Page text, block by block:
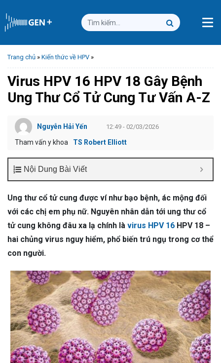
Trang chủ » Kiến thức về HPV »
Virus HPV 16 HPV 18 Gây Bệnh
Ung Thư Cổ Tử Cung Tư Vấn A-Z
Nguyễn Hải Yến 12:49 - 02/03/2026
Tham vấn y khoa TS Robert Elliott
Nội Dung Bài Viết
Ung thư cổ tử cung được ví như bạo bệnh, ác mộng đối
với các chị em phụ nữ. Nguyên nhân dẫn tới ung thư cổ
tử cung không đâu xa lạ chính là virus HPV 16 HPV 18 –
hai chủng virus nguy hiểm, phổ biến trú ngụ trong cơ thể
con người.